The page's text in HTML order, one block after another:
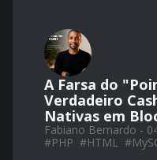
A Farsa do
Verdadeiro
Nativas em
Fabiano Bernardo -
#PHP #HTML #